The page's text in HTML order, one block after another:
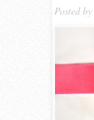
Posted by